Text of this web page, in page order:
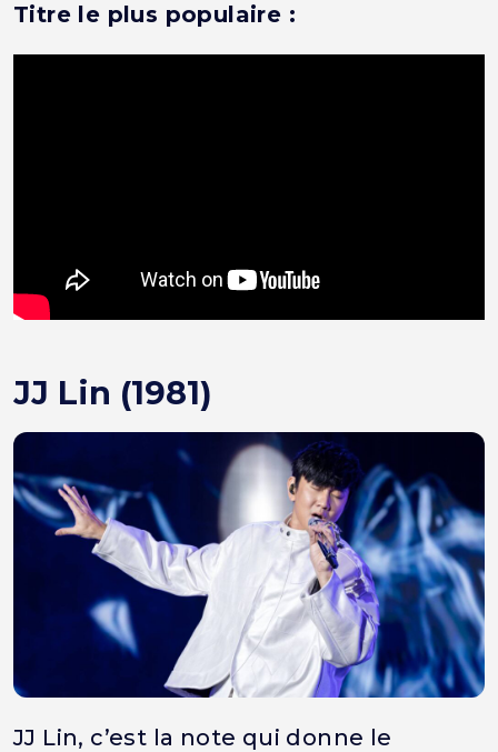
Titre le plus populaire :
JJ Lin (1981)
JJ Lin, c’est la note qui donne le